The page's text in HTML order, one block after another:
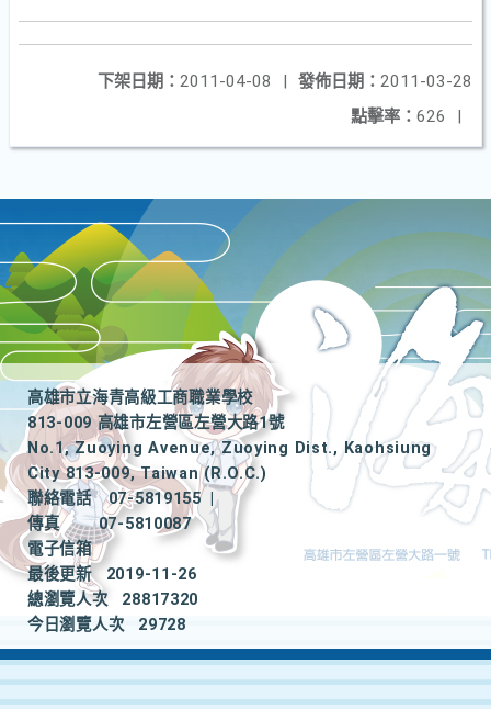
發佈日期： 2011-03-28
下架日期： 2011-04-08
|
點擊率： 626 |
高雄市立海青高級工商職業學校
813-009 高雄市左營區左營大路1號
No.1, Zuoying Avenue, Zuoying Dist., Kaohsiung
City 813-009, Taiwan (R.O.C.)
聯絡電話
07-5819155
|
傳真
07-5810087
電子信箱
最後更新
2019-11-26
總瀏覽人次
28817320
今日瀏覽人次
29728